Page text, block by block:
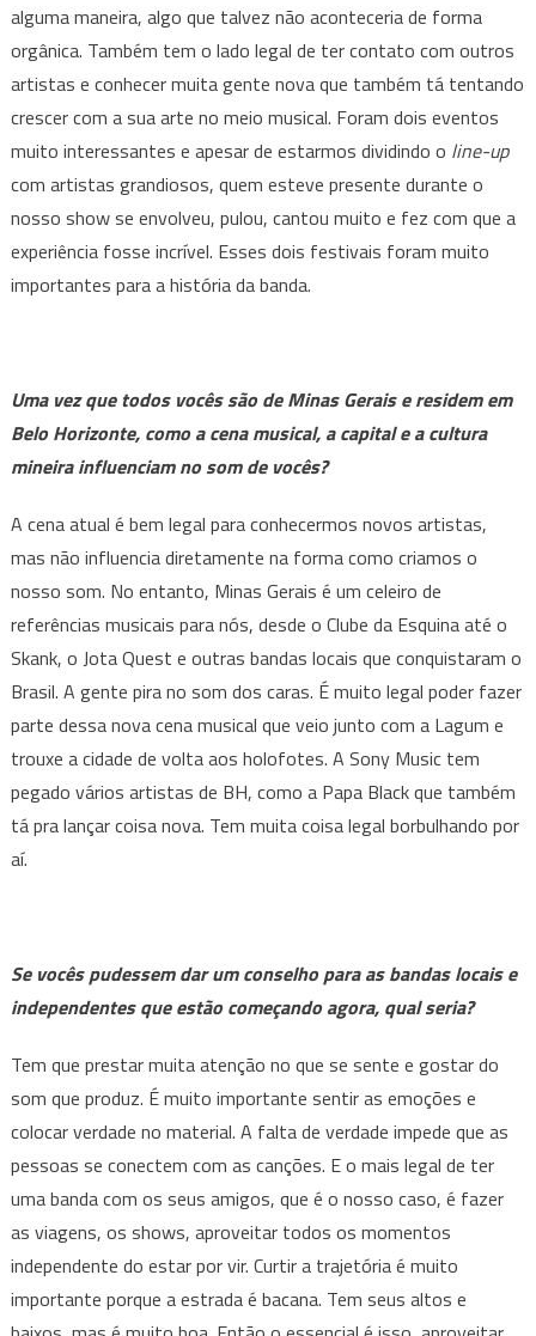
alguma maneira, algo que talvez não aconteceria de forma
orgânica. Também tem o lado legal de ter contato com outros
artistas e conhecer muita gente nova que também tá tentando
crescer com a sua arte no meio musical. Foram dois eventos
muito interessantes e apesar de estarmos dividindo o line-up
com artistas grandiosos, quem esteve presente durante o
nosso show se envolveu, pulou, cantou muito e fez com que a
experiência fosse incrível. Esses dois festivais foram muito
importantes para a história da banda.
Uma vez que todos vocês são de Minas Gerais e residem em
Belo Horizonte, como a cena musical, a capital e a cultura
mineira influenciam no som de vocês?
A cena atual é bem legal para conhecermos novos artistas,
mas não influencia diretamente na forma como criamos o
nosso som. No entanto, Minas Gerais é um celeiro de
referências musicais para nós, desde o Clube da Esquina até o
Skank, o Jota Quest e outras bandas locais que conquistaram o
Brasil. A gente pira no som dos caras. É muito legal poder fazer
parte dessa nova cena musical que veio junto com a Lagum e
trouxe a cidade de volta aos holofotes. A Sony Music tem
pegado vários artistas de BH, como a Papa Black que também
tá pra lançar coisa nova. Tem muita coisa legal borbulhando por
aí.
Se vocês pudessem dar um conselho para as bandas locais e
independentes que estão começando agora, qual seria?
Tem que prestar muita atenção no que se sente e gostar do
som que produz. É muito importante sentir as emoções e
colocar verdade no material. A falta de verdade impede que as
pessoas se conectem com as canções. E o mais legal de ter
uma banda com os seus amigos, que é o nosso caso, é fazer
as viagens, os shows, aproveitar todos os momentos
independente do estar por vir. Curtir a trajetória é muito
importante porque a estrada é bacana. Tem seus altos e